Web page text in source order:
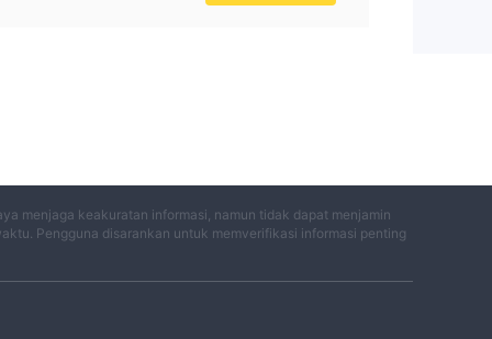
menjaga keakuratan informasi, namun tidak dapat menjamin
Pengguna disarankan untuk memverifikasi informasi penting